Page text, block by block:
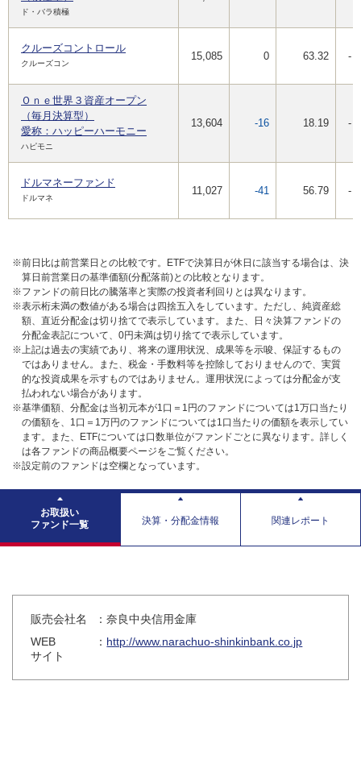
ド・バラ積極
クルーズコントロール
クルーズコン
15,085 0 63.32 -
Ｏｎｅ世界３資産オープン
（毎月決算型）
愛称：ハッピーハーモニー
ハピモニ
13,604 -16 18.19 -
ドルマネーファンド
ドルマネ
11,027 -41 56.79 -
※前日比は前営業日との比較です。ETFで決算日が休日に該当する場合は、決
算日前営業日の基準価額(分配落前)との比較となります。
※ファンドの前日比の騰落率と実際の投資者利回りとは異なります。
※表示桁未満の数値がある場合は四捨五入をしています。ただし、純資産総
額、直近分配金は切り捨てで表示しています。また、日々決算ファンドの
分配金表記について、0円未満は切り捨てで表示しています。
※上記は過去の実績であり、将来の運用状況、成果等を示唆、保証するもの
ではありません。また、税金・手数料等を控除しておりませんので、実質
的な投資成果を示すものではありません。運用状況によっては分配金が支
払われない場合があります。
※基準価額、分配金は当初元本が1口＝1円のファンドについては1万口当たり
の価額を、1口＝1万円のファンドについては1口当たりの価額を表示してい
ます。また、ETFについては口数単位がファンドごとに異なります。詳しく
は各ファンドの商品概要ページをご覧ください。
※設定前のファンドは空欄となっています。
お取扱い
ファンド一覧
決算・分配金情報 関連レポート
販売会社名
：奈良中央信用金庫
WEB
サイト
： http://www.narachuo-shinkinbank.co.jp